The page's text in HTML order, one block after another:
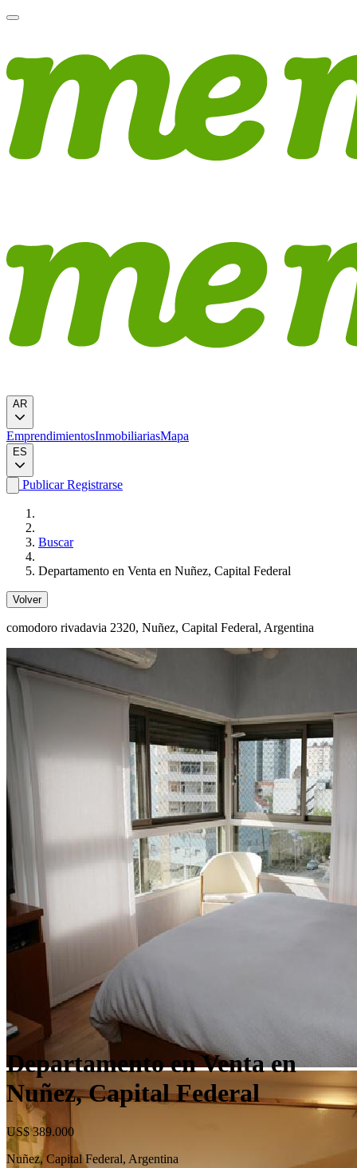
AR
EmprendimientosInmobiliariasMapa
ES
PublicarRegistrarse
Buscar
Departamento en Venta en Nuñez, Capital Federal
Volver
comodoro rivadavia 2320, Nuñez, Capital Federal, Argentina
Departamento en Venta en
Nuñez, Capital Federal
US$ 389.000
Nuñez, Capital Federal, Argentina